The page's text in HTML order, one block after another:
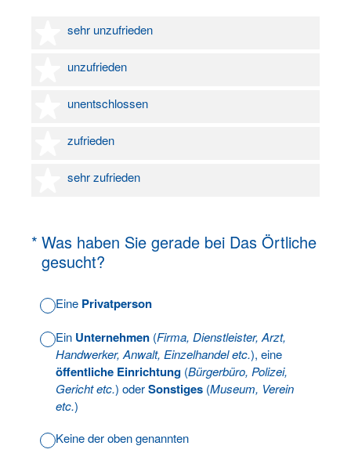
sehr unzufrieden
1 Stern
unzufrieden
2 Sterne
unentschlossen
3 Sterne
zufrieden
4 Sterne
sehr zufrieden
5 Sterne
* Was haben Sie gerade bei Das Örtliche
gesucht?
(Erforderlich.)
Eine Privatperson
Ein Unternehmen (Firma, Dienstleister, Arzt,
Handwerker, Anwalt, Einzelhandel etc.), eine
öffentliche Einrichtung (Bürgerbüro, Polizei,
Gericht etc.) oderSonstiges (Museum, Verein
etc.)
Keine der oben genannten